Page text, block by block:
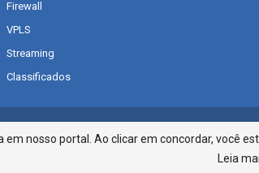
Firewall
VPLS
Streaming
Classificados
nosso portal. Ao clicar em concordar, você
Leia